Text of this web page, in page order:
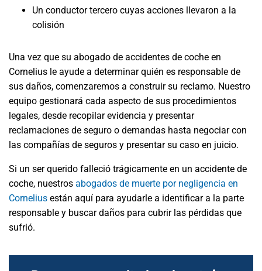
Un conductor tercero cuyas acciones llevaron a la
colisión
Una vez que su abogado de accidentes de coche en
Cornelius le ayude a determinar quién es responsable de
sus daños, comenzaremos a construir su reclamo. Nuestro
equipo gestionará cada aspecto de sus procedimientos
legales, desde recopilar evidencia y presentar
reclamaciones de seguro o demandas hasta negociar con
las compañías de seguros y presentar su caso en juicio.
Si un ser querido falleció trágicamente en un accidente de
coche, nuestros abogados de muerte por negligencia en
Cornelius están aquí para ayudarle a identificar a la parte
responsable y buscar daños para cubrir las pérdidas que
sufrió.